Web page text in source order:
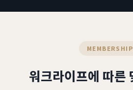
MEMBERSHIP
워크라이프에 따른